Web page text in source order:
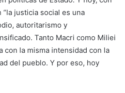
justicia social es una
autoritarismo y
Tanto Macri como Miliei
con la misma intensidad con la
del pueblo. Y por eso, hoy